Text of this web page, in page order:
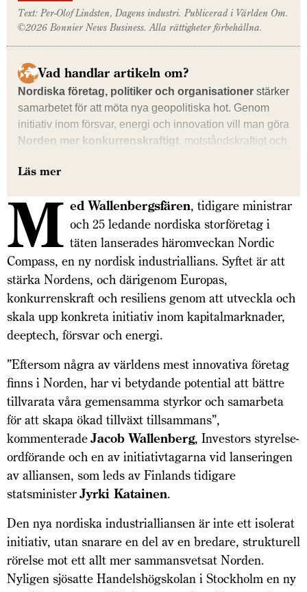
Text: Per-Olof Lindsten, Dagens industri. Publicerad i Världen Om.
©2026 Bonnier News Business. Alla rättigheter förbehållna.
Vad handlar artikeln om?
Nordiska företag, politiker och organisationer stärker
samarbetet för att möta nya geopolitiska hot. Genom
initiativ inom för­­svar, energi och innovation vill man göra
Norden mer konkurrens­kraftigt , motståndskraftigt och
Läs mer
M ed Wallenbergsfären, tidigare ministrar
och 25 ledande nordiska storföretag i
täten lanserades härom­veckan Nordic
Compass, en ny nordisk industriallians. Syftet är att
stärka Nordens, och där­igenom Europas,
konkurrenskraft och resiliens genom att utveckla och
skala upp konkreta initiativ inom kapitalmarknader,
deeptech, försvar och energi.
”Eftersom några av världens mest innovativa företag
finns i Norden, har vi betydande potential att bättre
tillvarata våra gemensamma styrkor och samarbeta
för att skapa ökad tillväxt tillsammans”,
kommenteradeJacob Wallenberg, Investors styr­el­se­
ordförande och en av initiativtagarna vid lanseringen
av alliansen, som leds av Finlands tidigare
statsministerJyrki Katainen.
Den nya nordiska industrialliansen är inte ett isolerat
initiativ, utan snarare en del av en bredare, strukturell
rörelse mot ett allt mer sammansvetsat Norden.
Nyligen sjösatte Handelshögskolan i Stockholm en ny